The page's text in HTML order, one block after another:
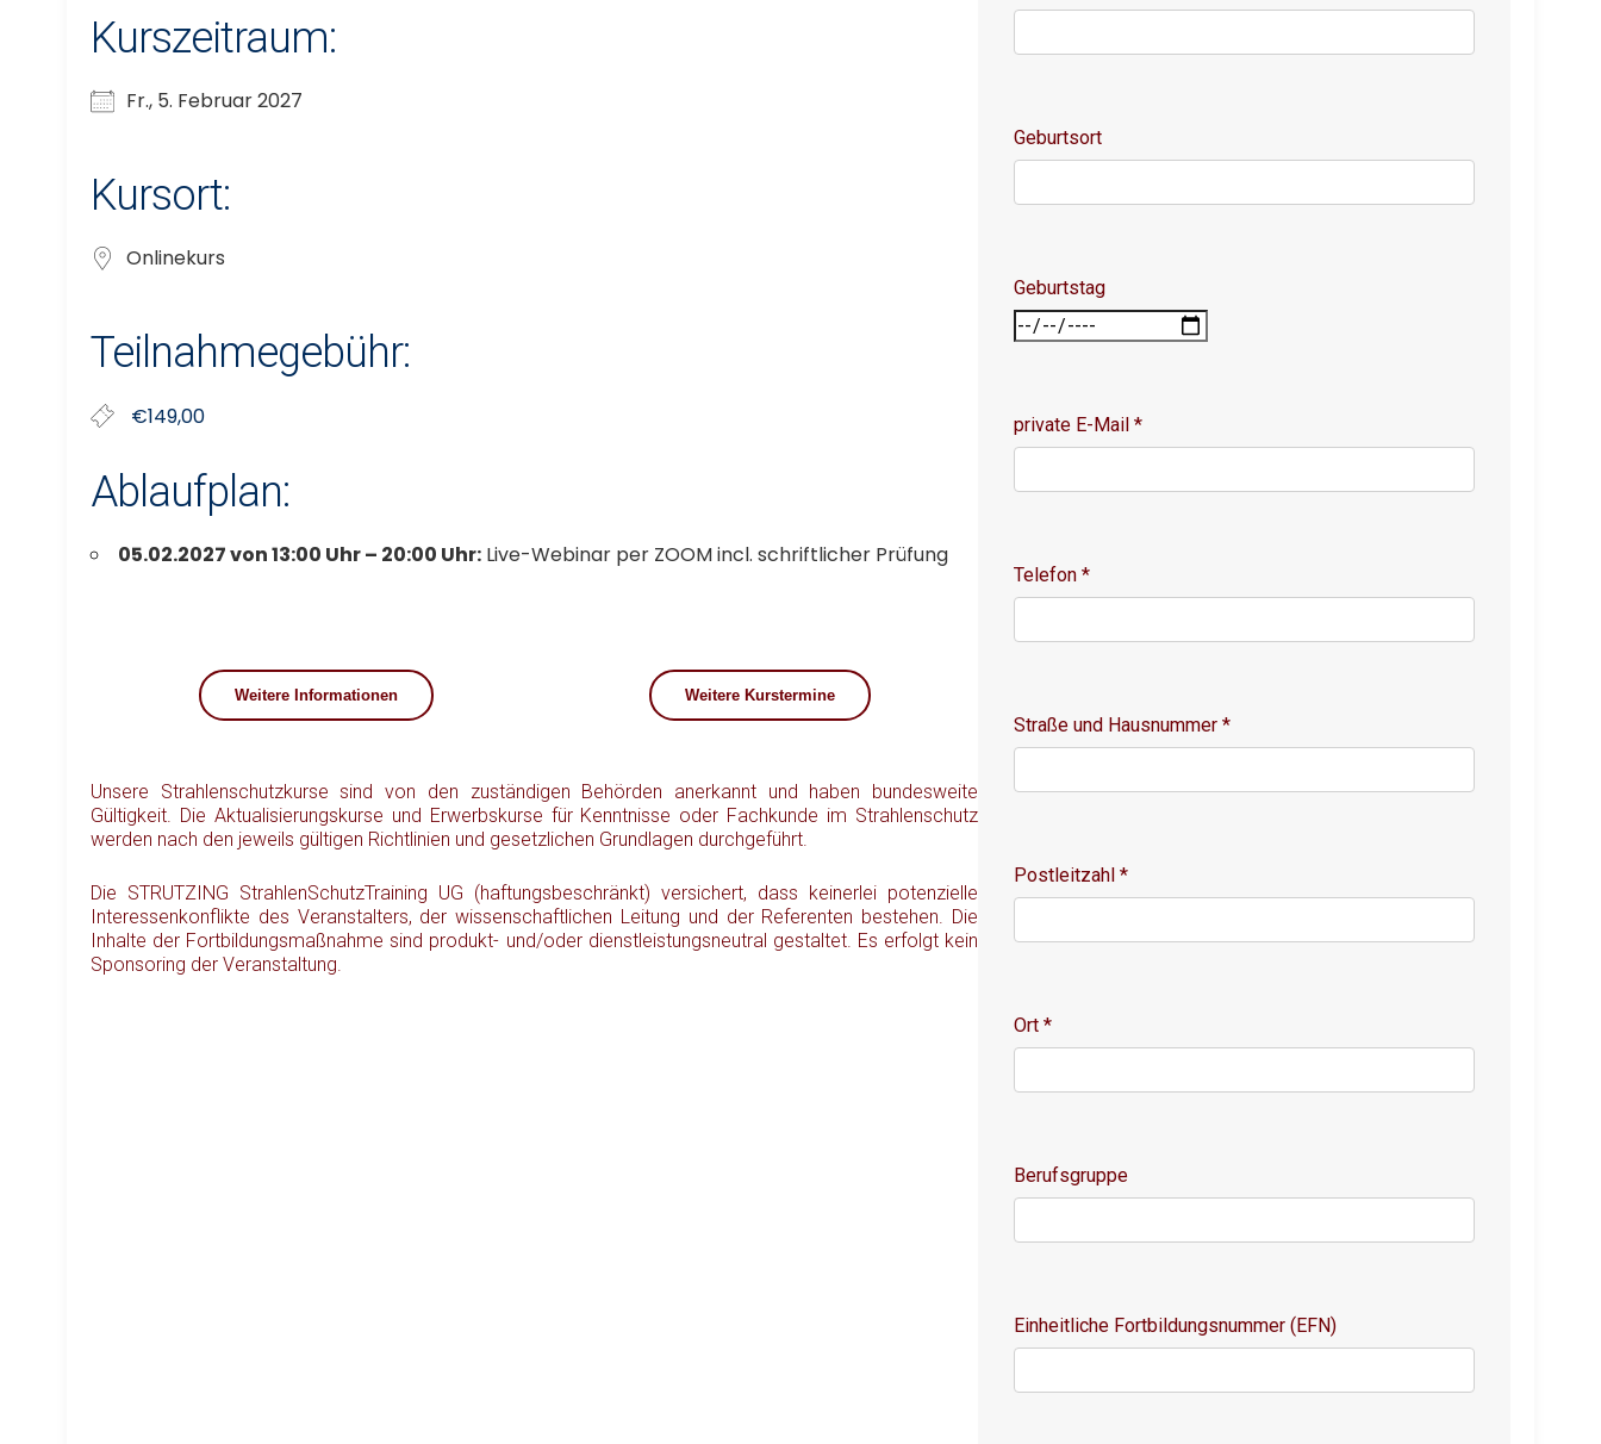
Kurszeitraum:
Fr., 5. Februar 2027
Kursort:
Onlinekurs
Teilnahmegebühr:
€149,00
Ablaufplan:
05.02.2027 von 13:00 Uhr – 20:00 Uhr: Live-Webinar per ZOOM incl. schriftlicher Prüfung
Weitere Informationen Weitere Kurstermine
Unsere Strahlenschutzkurse sind von den zuständigen Behörden anerkannt und haben bundesweite
Gültigkeit. Die Aktualisierungskurse und Erwerbskurse für Kenntnisse oder Fachkunde im Strahlenschutz
werden nach den jeweils gültigen Richtlinien und gesetzlichen Grundlagen durchgeführt.
Die STRUTZING StrahlenSchutzTraining UG (haftungsbeschränkt) versichert, dass keinerlei potenzielle
Interessenkonflikte des Veranstalters, der wissenschaftlichen Leitung und der Referenten bestehen. Die
Inhalte der Fortbildungsmaßnahme sind produkt- und/oder dienstleistungsneutral gestaltet. Es erfolgt kein
Sponsoring der Veranstaltung.
Geburtsort
Geburtstag
private E-Mail *
Telefon *
Straße und Hausnummer *
Postleitzahl *
Ort *
Berufsgruppe
Einheitliche Fortbildungsnummer (EFN)